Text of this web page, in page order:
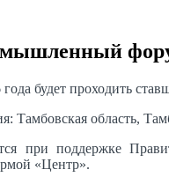
года будет проходить
Тамбовская область,
при поддержке
«Центр».